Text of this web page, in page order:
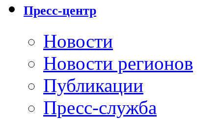
Пресс-центр
Новости
Новости регионов
Публикации
Пресс-служба